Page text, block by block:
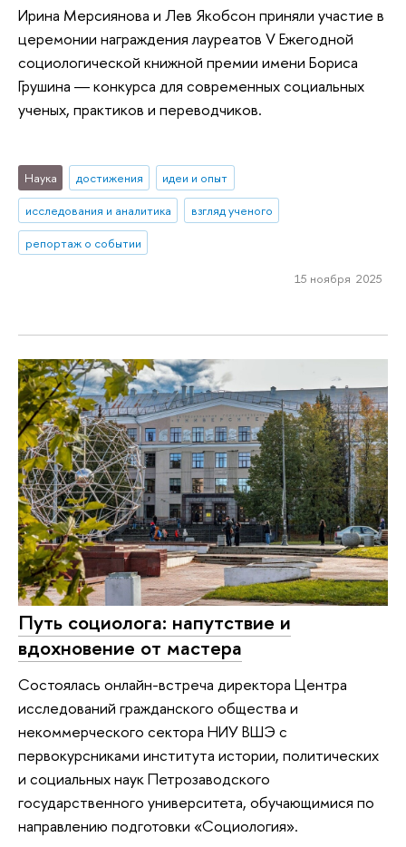
Ирина Мерсиянова и Лев Якобсон приняли участие в
церемонии награждения лауреатов V Ежегодной
социологической книжной премии имени Бориса
Грушина ― конкурса для современных социальных
ученых, практиков и переводчиков.
Наука достижения
идеи и опыт
исследования и аналитика
взгляд ученого
репортаж о событии
15 ноября 2025
Путь социолога: напутствие и
вдохновение от мастера
Состоялась онлайн-встреча директора Центра
исследований гражданского общества и
некоммерческого сектора НИУ ВШЭ с
первокурсниками института истории, политических
и социальных наук Петрозаводского
государственного университета, обучающимися по
направлению подготовки «Социология».